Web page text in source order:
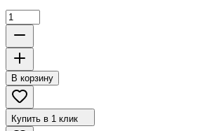
В корзину
Купить в 1 клик